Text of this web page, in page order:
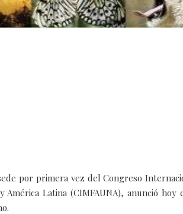
por primera vez del Congreso
América Latina (CIMFAUNA), anunció